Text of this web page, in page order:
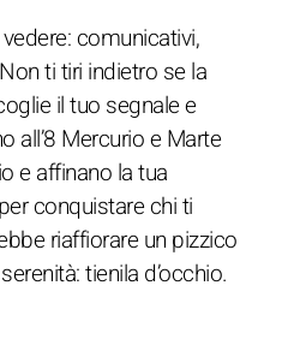
comunicativi,
ti tiri indietro se la
il tuo segnale e
all’8 Mercurio e Marte
e affinano la tua
conquistare chi ti
riaffiorare un pizzico
tienila d’occhio.